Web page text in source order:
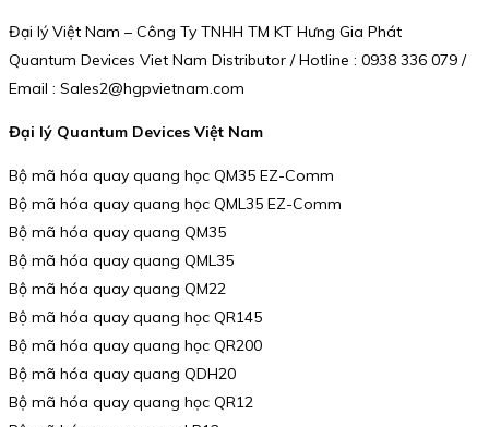
Đại lý Việt Nam – Công Ty TNHH TM KT Hưng Gia Phát
Quantum Devices Viet Nam Distributor / Hotline : 0938 336 079 /
Email : Sales2@hgpvietnam.com
Đại lý Quantum Devices Việt Nam
Bộ mã hóa quay quang học QM35 EZ-Comm
Bộ mã hóa quay quang học QML35 EZ-Comm
Bộ mã hóa quay quang QM35
Bộ mã hóa quay quang QML35
Bộ mã hóa quay quang QM22
Bộ mã hóa quay quang học QR145
Bộ mã hóa quay quang học QR200
Bộ mã hóa quay quang QDH20
Bộ mã hóa quay quang học QR12